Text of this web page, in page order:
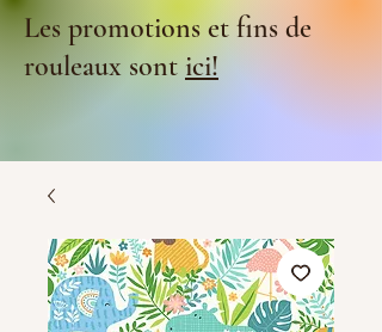
Les promotions et fins de
rouleaux sontici!